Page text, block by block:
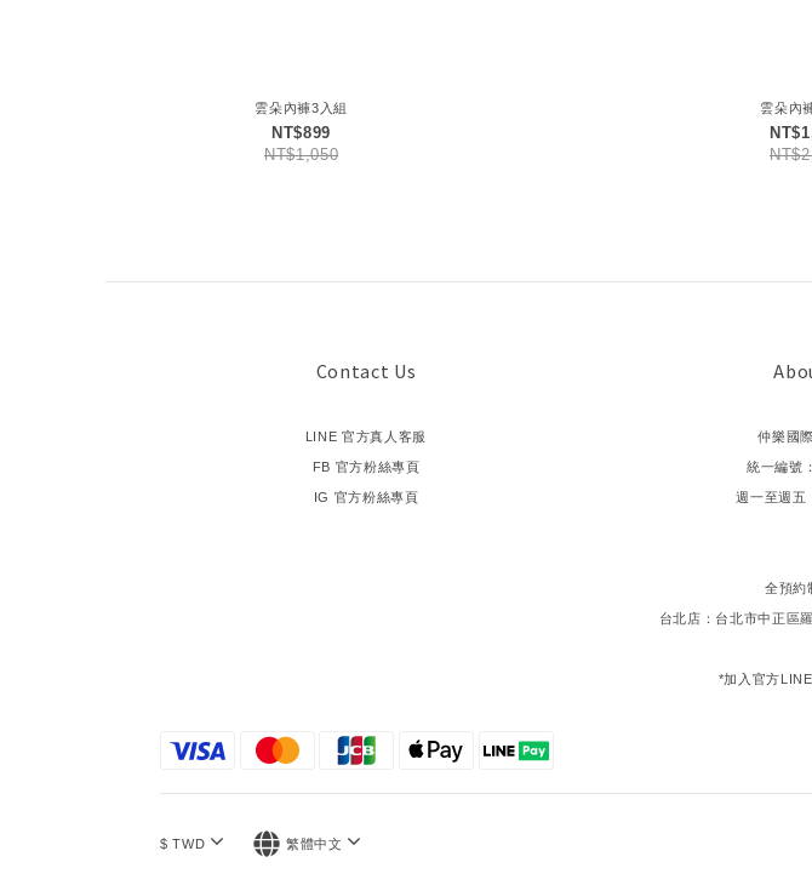
雲朵內褲3入組
NT$899
NT$1,050
雲朵內
Contact Us
LINE 官方真人客服
FB 官方粉絲專頁
IG 官方粉絲專頁
仲樂國
統一編號
週一至週五
全預約
台北店：台北市中正區
*加入官方
$ TWD 繁體中文